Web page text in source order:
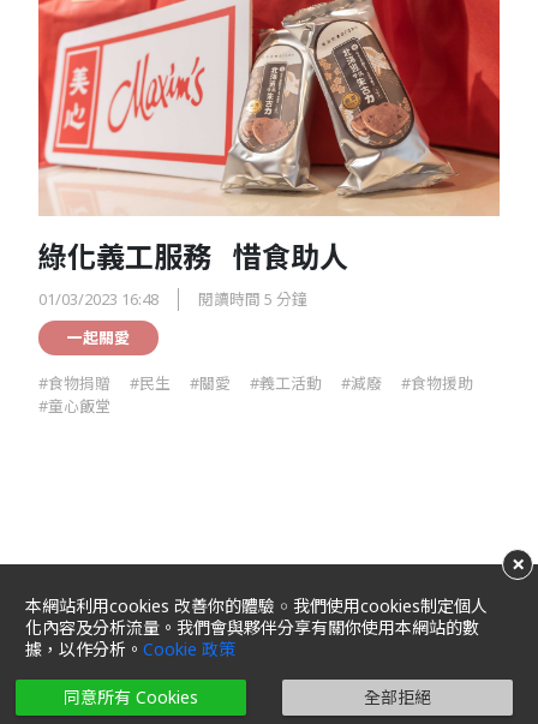
本網站利用cookies 改善你的體驗 ￮ 我們使用cookies制定個人
化內容及分析流量。我們會與夥伴分享有關你使用本網站的數
據，以作分析。 Cookie 政策
同意所有 Cookies 全部拒絕
×
綠化義工服務 惜食助人
01/03/2023 16:48
閱讀時間 5 分鐘
一起關愛
#食物捐贈 #民生 #關愛 #義工活動 #減廢
#食物援助
#童心飯堂
條款及細則 私隱政策及聲明
Copyright 2025 美心食品有限公司，保留一切權利。